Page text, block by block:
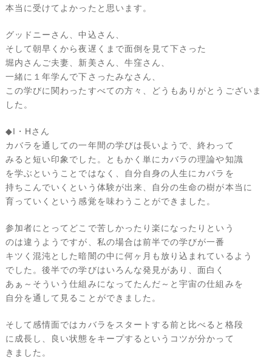
本当に受けてよかったと思います。
グッドニーさん、中込さん、
そして朝早くから夜遅くまで面倒を見て下さった
堀内さんご夫妻、新美さん、牛窪さん、
一緒に１年学んで下さったみなさん、
この学びに関わったすべての方々、どうもありがとうございま
した。
◆I・Hさん
カバラを通しての一年間の学びは長いようで、終わって
みると短い印象でした。ともかく単にカバラの理論や知識
を学ぶということではなく、自分自身の人生にカバラを
持ちこんでいくという体験が出来、自分の生命の樹が本当に
育っていくという感覚を味わうことができました。
参加者にとってどこで苦しかったり楽になったりという
のは違うようですが、私の場合は前半での学びが一番
キツく混沌とした暗闇の中に何ヶ月も放り込まれているよう
でした。後半での学びはいろんな発見があり、面白く
あぁ～そういう仕組みになってたんだ～と宇宙の仕組みを
自分を通して見ることができました。
そして感情面ではカバラをスタートする前と比べると格段
に成長し、良い状態をキープするというコツが分かって
きました。